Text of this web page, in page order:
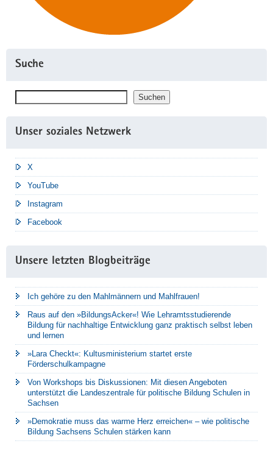
Suche
Suchen
Unser soziales Netzwerk
X
YouTube
Instagram
Facebook
Unsere letzten Blogbeiträge
Ich gehöre zu den Mahlmännern und Mahlfrauen!
Raus auf den »BildungsAcker«! Wie Lehramtsstudierende
Bildung für nachhaltige Entwicklung ganz praktisch selbst leben
und lernen
»Lara Checkt«: Kultusministerium startet erste
Förderschulkampagne
Von Workshops bis Diskussionen: Mit diesen Angeboten
unterstützt die Landeszentrale für politische Bildung Schulen in
Sachsen
»Demokratie muss das warme Herz erreichen« – wie politische
Bildung Sachsens Schulen stärken kann